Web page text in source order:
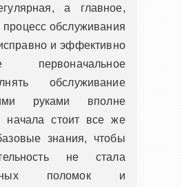
а главное,
процесс обслуживания
и эффективно
первоначальное
обслуживание
руками вполне
начала стоит все же
знания, чтобы
не стала
поломок и